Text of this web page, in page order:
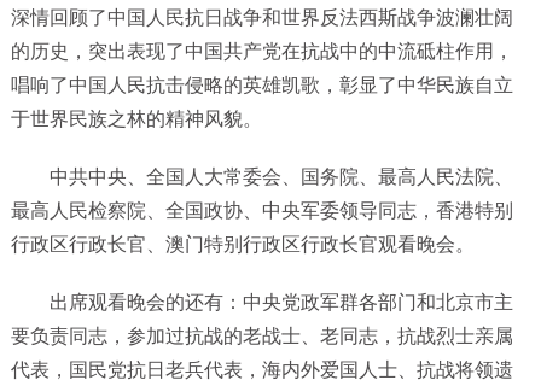
深情回顾了中国人民抗日战争和世界反法西斯战争波澜壮阔
的历史，突出表现了中国共产党在抗战中的中流砥柱作用，
唱响了中国人民抗击侵略的英雄凯歌，彰显了中华民族自立
于世界民族之林的精神风貌。
中共中央、全国人大常委会、国务院、最高人民法院、
最高人民检察院、全国政协、中央军委领导同志，香港特别
行政区行政长官、澳门特别行政区行政长官观看晚会。
出席观看晚会的还有：中央党政军群各部门和北京市主
要负责同志，参加过抗战的老战士、老同志，抗战烈士亲属
代表，国民党抗日老兵代表，海内外爱国人士、抗战将领遗